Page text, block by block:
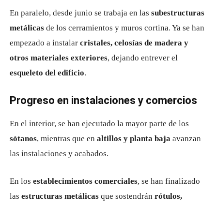
En paralelo, desde junio se trabaja en las subestructuras
metálicas de los cerramientos y muros cortina. Ya se han
empezado a instalar cristales, celosías de madera y
otros materiales exteriores, dejando entrever el
esqueleto del edificio.
Progreso en instalaciones y comercios
En el interior, se han ejecutado la mayor parte de los
sótanos, mientras que en altillos y planta baja avanzan
las instalaciones y acabados.
En los establecimientos comerciales, se han finalizado
las estructuras metálicas que sostendrán rótulos,